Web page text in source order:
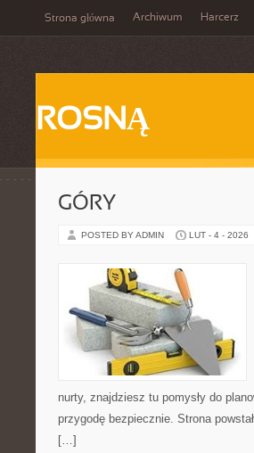
Strona główna Archiwum Harcerz
ROSNĄ
GÓRY
POSTED BY ADMIN LUT - 4 - 2026
nurty, znajdziesz tu pomysły do
przygodę bezpiecznie. Strona
[…]